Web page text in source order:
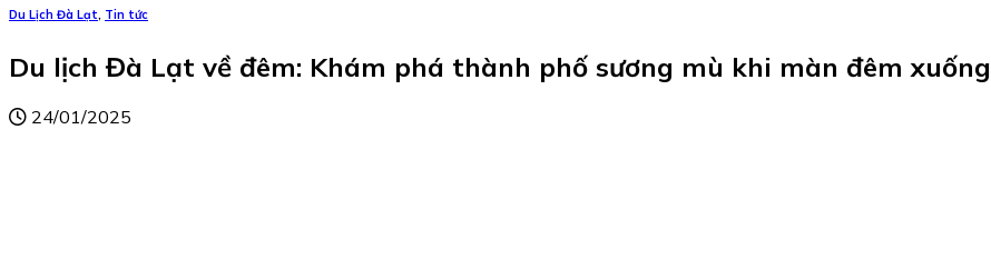
Du Lịch Đà Lạt, Tin tức
Du lịch Đà Lạt về đêm: Khám phá thành phố sương mù khi màn đêm xuống
24/01/2025